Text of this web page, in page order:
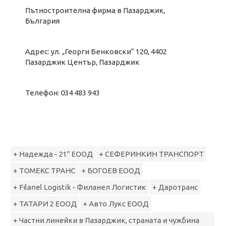
Пътностроителна фирма в Пазарджик,
България
Адрес: ул. „Георги Бенковски“ 120, 4402
Пазарджик Център, Пазарджик
Телефон: 034 483 943
+ Надежда - 21" ЕООД
+ СЕФЕРИНКИН ТРАНСПОРТ
+ ТОМЕКС ТРАНС
+ БОГОЕВ ЕООД
+ Filanel Logistik - Филанел Логистик
+ Даротранс
+ ТАТАРИ 2 ЕООД
+ Авто Лукс ЕООД
+ Частни линейки в Пазарджик, страната и чужбина